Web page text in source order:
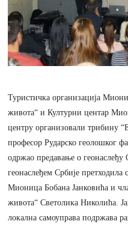
Туристичка организација
живота“ и Културни центар
центру организовали трибину
професор Рударско геолошког
одржао предавање о
геонаслеђем Србије
Мионица Бобана Јанковића и
живота“ Светолика Николића.
локална самоуправа подржава